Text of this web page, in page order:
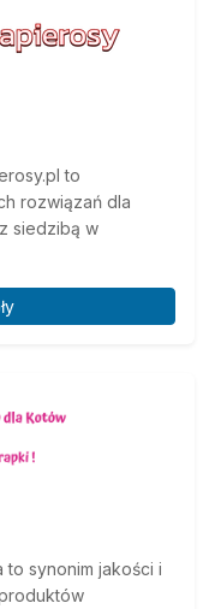
to
rozwiązań dla
siedzibą w
to synonim jakości i